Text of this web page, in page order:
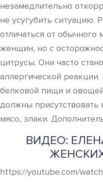
незамедлительно
не усугубить ситуацию.
отличаться от
женщин, но с
цитрусы. Они часто
аллергической
белковой пищи и
должны
мясо, злаки.
ВИДЕО:
https://youtube.com/